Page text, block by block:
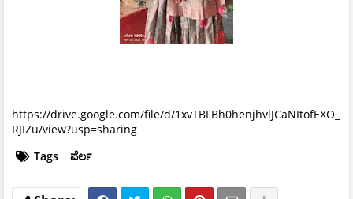
https://drive.google.com/file/d/1xvTBLBh0henjhvlJCaNItofEXO_
RJIZu/view?usp=sharing
Tags
ಪೆರ್ಲ